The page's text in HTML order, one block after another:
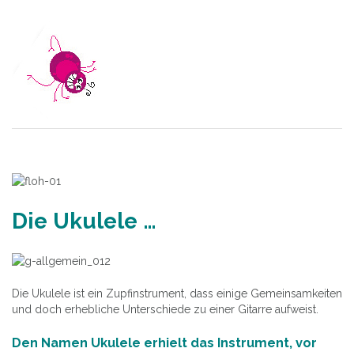
Die Ukulele …
Die Ukulele ist ein Zupfinstrument, dass einige Gemeinsamkeiten
und doch erhebliche Unterschiede zu einer Gitarre aufweist.
Den Namen Ukulele erhielt das Instrument, vor